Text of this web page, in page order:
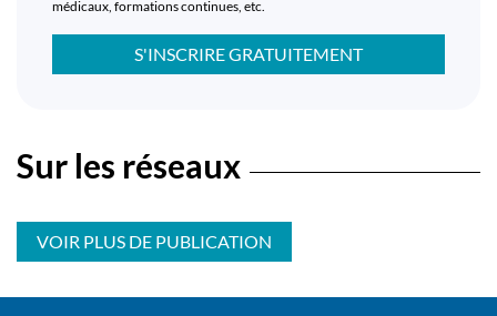
médicaux, formations continues, etc.
S'INSCRIRE GRATUITEMENT
Sur les réseaux
VOIR PLUS DE PUBLICATION